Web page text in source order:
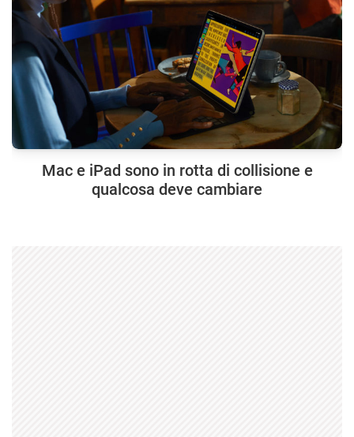
Mac e iPad sono in rotta di collisione e
qualcosa deve cambiare